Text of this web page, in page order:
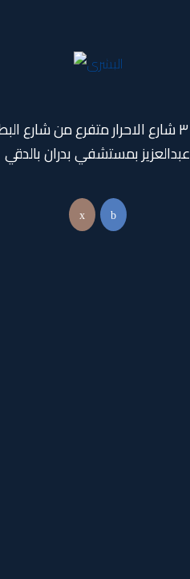
العنوان : ٣ شارع الاحرار متفرع من شارع
عبدالعزيز بمستشفي بدران بالدقي